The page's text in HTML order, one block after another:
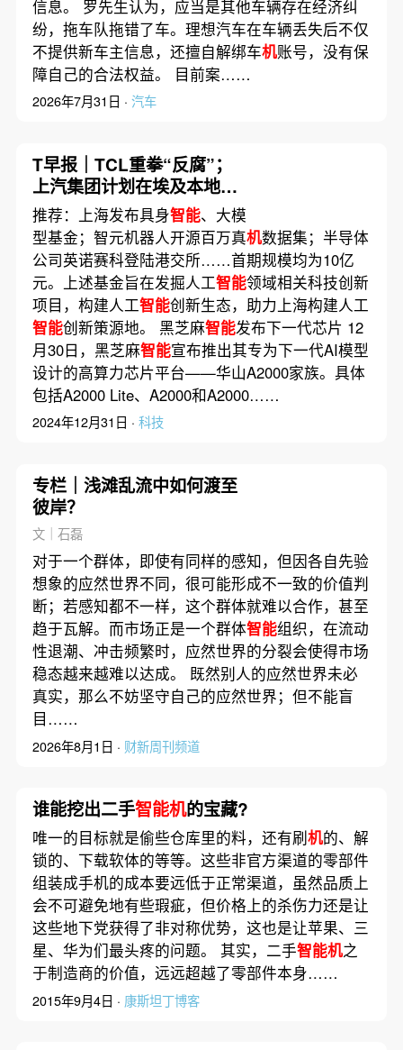
信息。 罗先生认为，应当是其他车辆存在经济纠
纷，拖车队拖错了车。理想汽车在车辆丢失后不仅
不提供新车主信息，还擅自解绑车机账号，没有保
障自己的合法权益。 目前案……
2026年7月31日 · 汽车
T早报｜TCL重拳“反腐”；
上汽集团计划在埃及本地化
生产；黑芝麻智能发布下一
代芯片
推荐：上海发布具身智能、大模
型基金；智元机器人开源百万真机数据集；半导体
公司英诺赛科登陆港交所……首期规模均为10亿
元。上述基金旨在发掘人工智能领域相关科技创新
项目，构建人工智能创新生态，助力上海构建人工
智能创新策源地。 黑芝麻智能发布下一代芯片 12
月30日，黑芝麻智能宣布推出其专为下一代AI模型
设计的高算力芯片平台——华山A2000家族。具体
包括A2000 Lite、A2000和A2000……
2024年12月31日 · 科技
专栏｜浅滩乱流中如何渡至
彼岸？
文｜石磊
对于一个群体，即使有同样的感知，但因各自先验
想象的应然世界不同，很可能形成不一致的价值判
断；若感知都不一样，这个群体就难以合作，甚至
趋于瓦解。而市场正是一个群体智能组织，在流动
性退潮、冲击频繁时，应然世界的分裂会使得市场
稳态越来越难以达成。 既然别人的应然世界未必
真实，那么不妨坚守自己的应然世界；但不能盲
目……
2026年8月1日 · 财新周刊频道
谁能挖出二手智能机的宝藏?
唯一的目标就是偷些仓库里的料，还有刷机的、解
锁的、下载软体的等等。这些非官方渠道的零部件
组装成手机的成本要远低于正常渠道，虽然品质上
会不可避免地有些瑕疵，但价格上的杀伤力还是让
这些地下党获得了非对称优势，这也是让苹果、三
星、华为们最头疼的问题。 其实，二手智能机之
于制造商的价值，远远超越了零部件本身……
2015年9月4日 · 康斯坦丁博客